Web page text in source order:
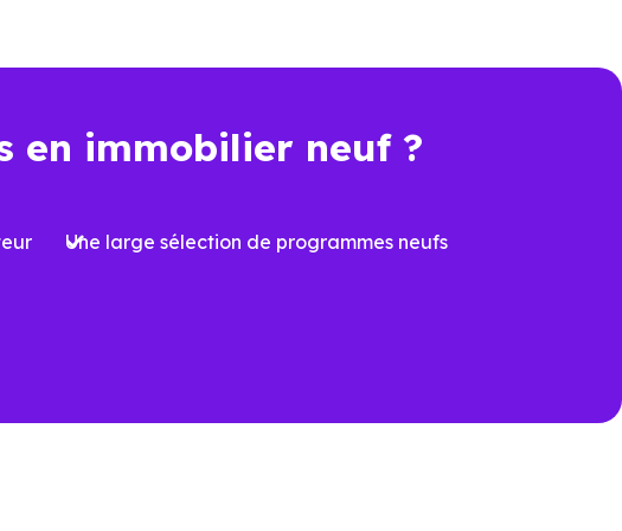
mieux maîtrisées
en immobilier neuf ?
Une large sélection de programmes neufs